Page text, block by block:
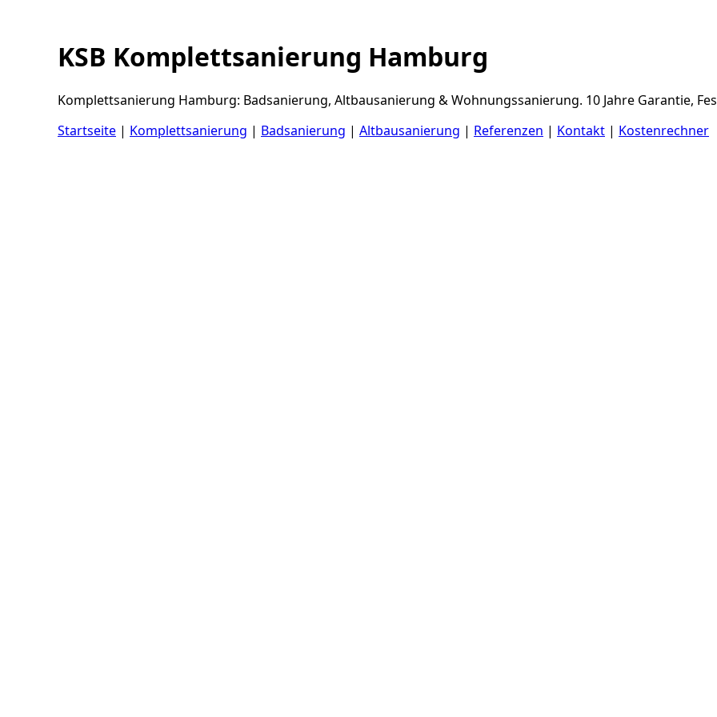
KSB Komplettsanierung Hamburg
Komplettsanierung Hamburg: Badsanierung, Altbausanierung & Wohnungssanierung. 10 Jahre Garantie,
Startseite | Komplettsanierung | Badsanierung | Altbausanierung | Referenzen | Kontakt | Kostenrechner